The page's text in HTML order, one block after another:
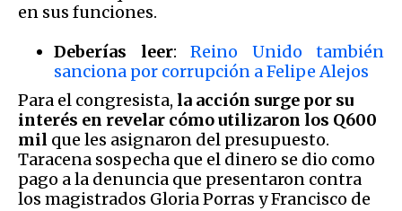
en sus funciones.
Deberías leer: Reino Unido también
sanciona por corrupción a Felipe Alejos
Para el congresista, la acción surge por su
interés en revelar cómo utilizaron los Q600
mil que les asignaron del presupuesto.
Taracena sospecha que el dinero se dio como
pago a la denuncia que presentaron contra
los magistrados Gloria Porras y Francisco de